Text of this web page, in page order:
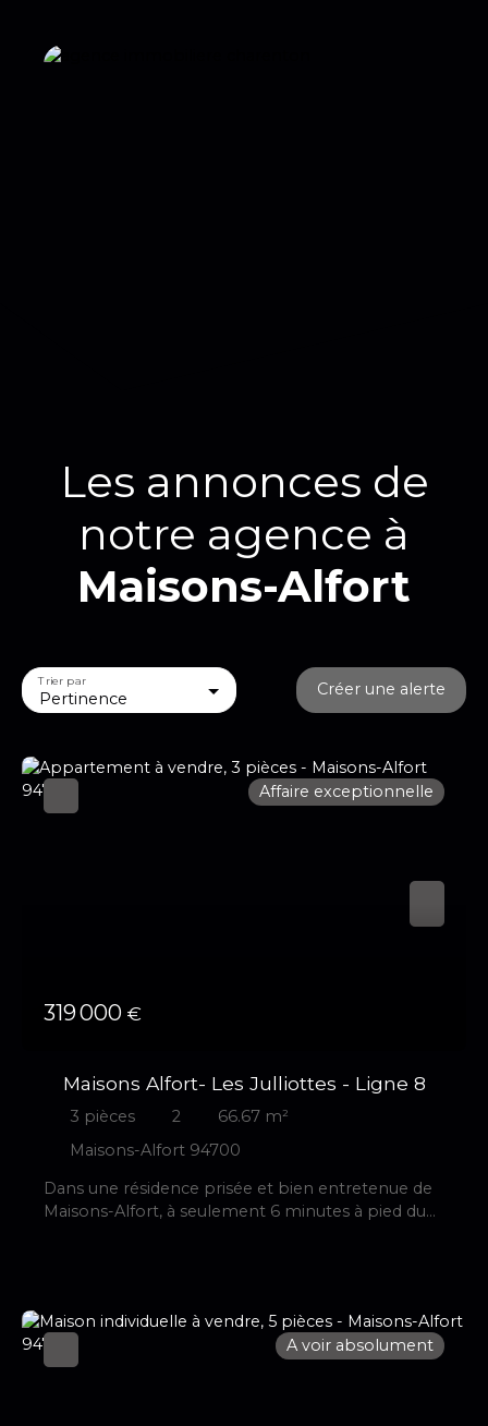
Les annonces de
notre agence à
Maisons-Alfort
Pertinence
Trier par Créer une alerte
Affaire exceptionnelle
319 000 €
Maisons Alfort- Les Julliottes - Ligne 8
3 pièces 2 66.67 m²
Maisons-Alfort 94700
Dans une résidence prisée et bien entretenue de
Maisons-Alfort, à seulement 6 minutes à pied du
compose de : Un séjour lumineux,Une cuisine
américaine moderne, conviviale et parfaitement
équipée,Deux chambres confortables dont une
A voir absolument